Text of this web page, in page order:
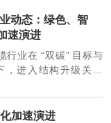
动态：绿色、智
速演进
行业在 “双碳” 目标与
，进入结构升级关键
场格局持续优化。
加速演进